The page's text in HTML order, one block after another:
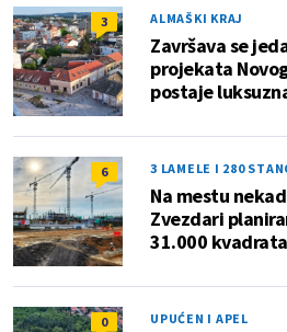
3 ALMAŠKI KRAJ
Završava se
projekata
postaje
6 3 LAMELE I 280
Na mestu
Zvezdari
31.000 kvadrata
0 UPUĆEN I APEL